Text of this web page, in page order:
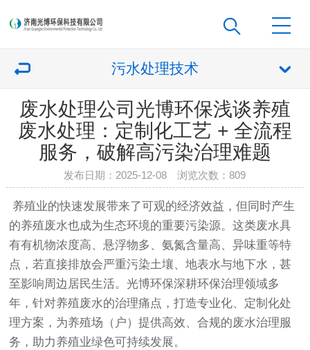
污水处理技术
废水处理公司光博环保浅谈养殖
废水处理：定制化工艺 + 全流程
服务，破解高污染治理难题
发布日期：2025-12-08 浏览次数：809
养殖业的快速发展带来了可观的经济效益，但同时产生
的养殖废水也成为生态环境的重要污染源。这类废水具
有有机物浓度高、悬浮物多、氨氮含量高、异味重等特
点，若直接排放会严重污染土壤、地表水与地下水，甚
至影响周边居民生活。光博环保深耕环保治理领域多
年，针对养殖废水的治理痛点，打造专业化、定制化处
理方案，为养殖场（户）提供高效、合规的废水治理服
务，助力养殖业绿色可持续发展。